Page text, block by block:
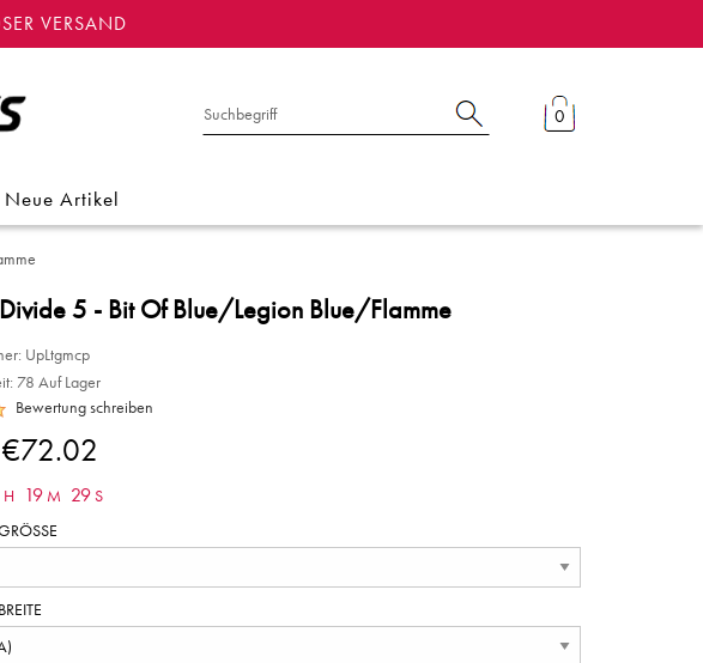
VERSAND
0
Neue Artikel
5 - Bit Of Blue/Legion Blue/Flamme
UpLtgmcp
78 Auf Lager
Bewertung schreiben
€72.02
H 19 M 29S